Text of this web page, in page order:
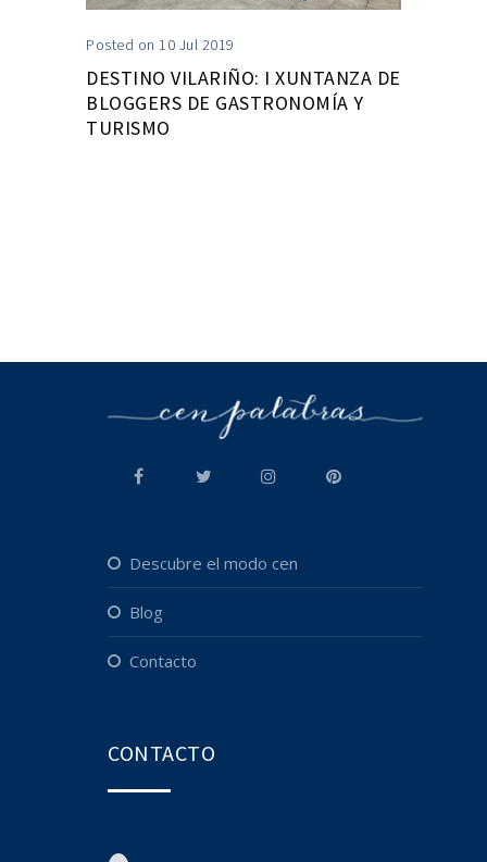
Posted on 10 Jul 2019
DESTINO VILARIÑO: I XUNTANZA DE
BLOGGERS DE GASTRONOMÍA Y
TURISMO
descubre el modo cen
blog
contacto
CONTACTO